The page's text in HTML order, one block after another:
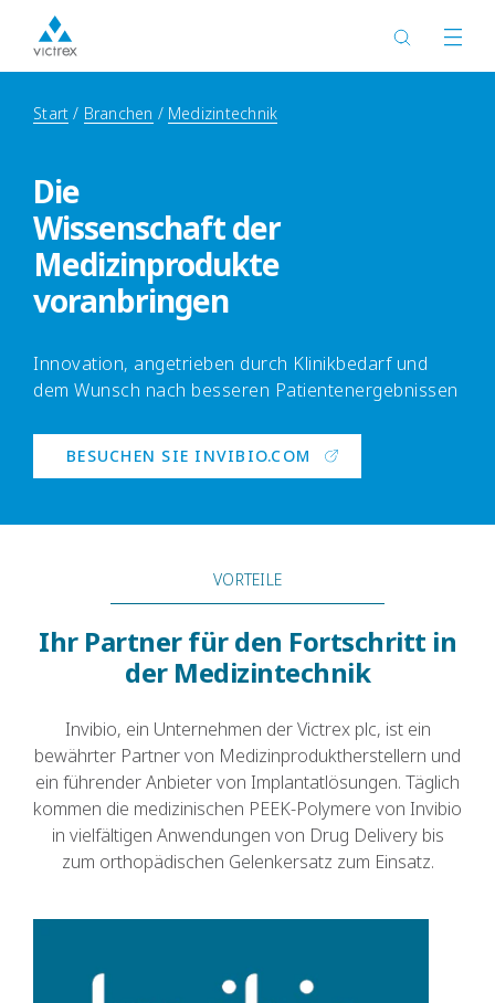
Start Branchen Medizintechnik
Die
Wissenschaft der
Medizinprodukte
voranbringen
Innovation, angetrieben durch Klinikbedarf und
dem Wunsch nach besseren Patientenergebnissen
BESUCHEN SIE INVIBIO.COM
VORTEILE
Ihr Partner für den Fortschritt in
der Medizintechnik
Invibio, ein Unternehmen der Victrex plc, ist ein
bewährter Partner von Medizinproduktherstellern und
ein führender Anbieter von Implantatlösungen. Täglich
kommen die medizinischen PEEK-Polymere von Invibio
in vielfältigen Anwendungen von Drug Delivery bis
zum orthopädischen Gelenkersatz zum Einsatz.